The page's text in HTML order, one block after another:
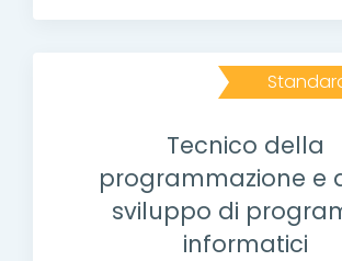
Tecnico della
programmazione e
sviluppo di
informatici